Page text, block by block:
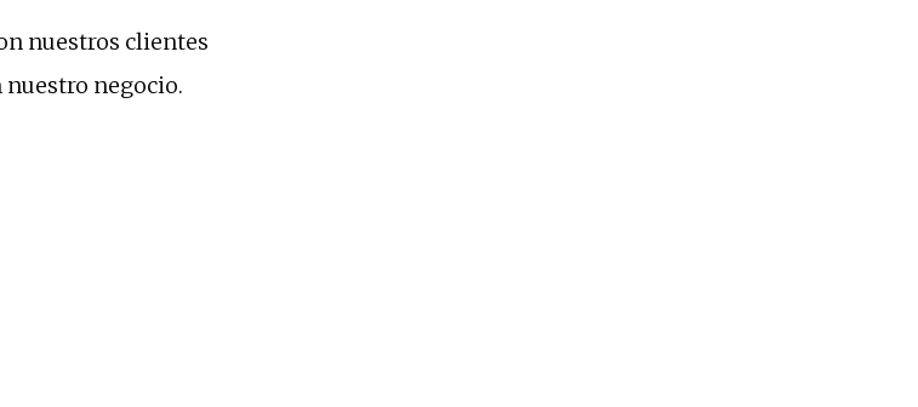
nuestros clientes
negocio.